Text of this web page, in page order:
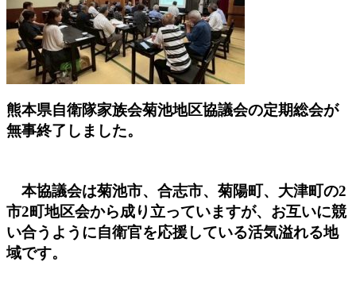
熊本県自衛隊家族会菊池地区協議会の定期総会が
無事終了しました。
本協議会は菊池市、合志市、菊陽町、 大津町の2
市2町地区会から成り立っていますが、 お互いに競
い合うように自衛官を応援している活気溢れる地
域です。